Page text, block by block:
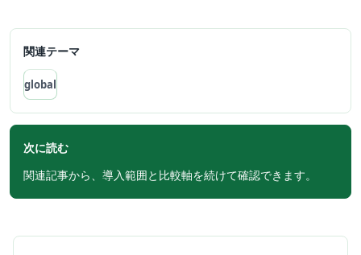
関連テーマ
global
次に読む
関連記事から、導入範囲と比較軸を続けて確認できます。